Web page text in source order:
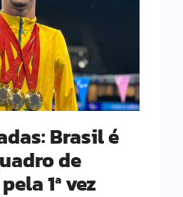
Brasil é
de
1ª vez